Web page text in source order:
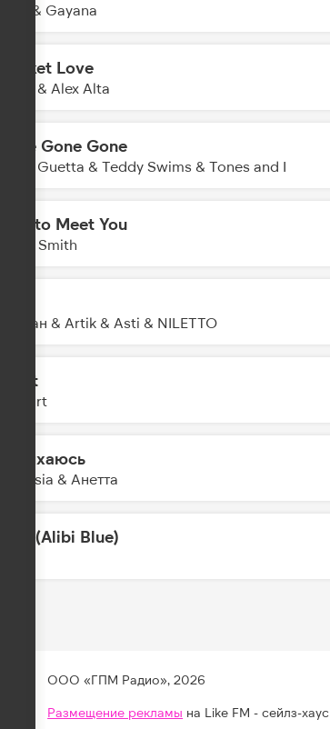
MOT & Gayana
Cricket Love
KDDK & Alex Alta
Gone Gone Gone
David Guetta & Teddy Swims & Tones and I
Nice to Meet You
Myles Smith
Джиган & Artik & Asti & NILETTO
Say It
AtHeart
Задыхаюсь
Amnesia & Анетта
Wait (Alibi Blue)
ООО «ГПМ Радио», 2026
Размещение рекламы на Like FM - сейлз-